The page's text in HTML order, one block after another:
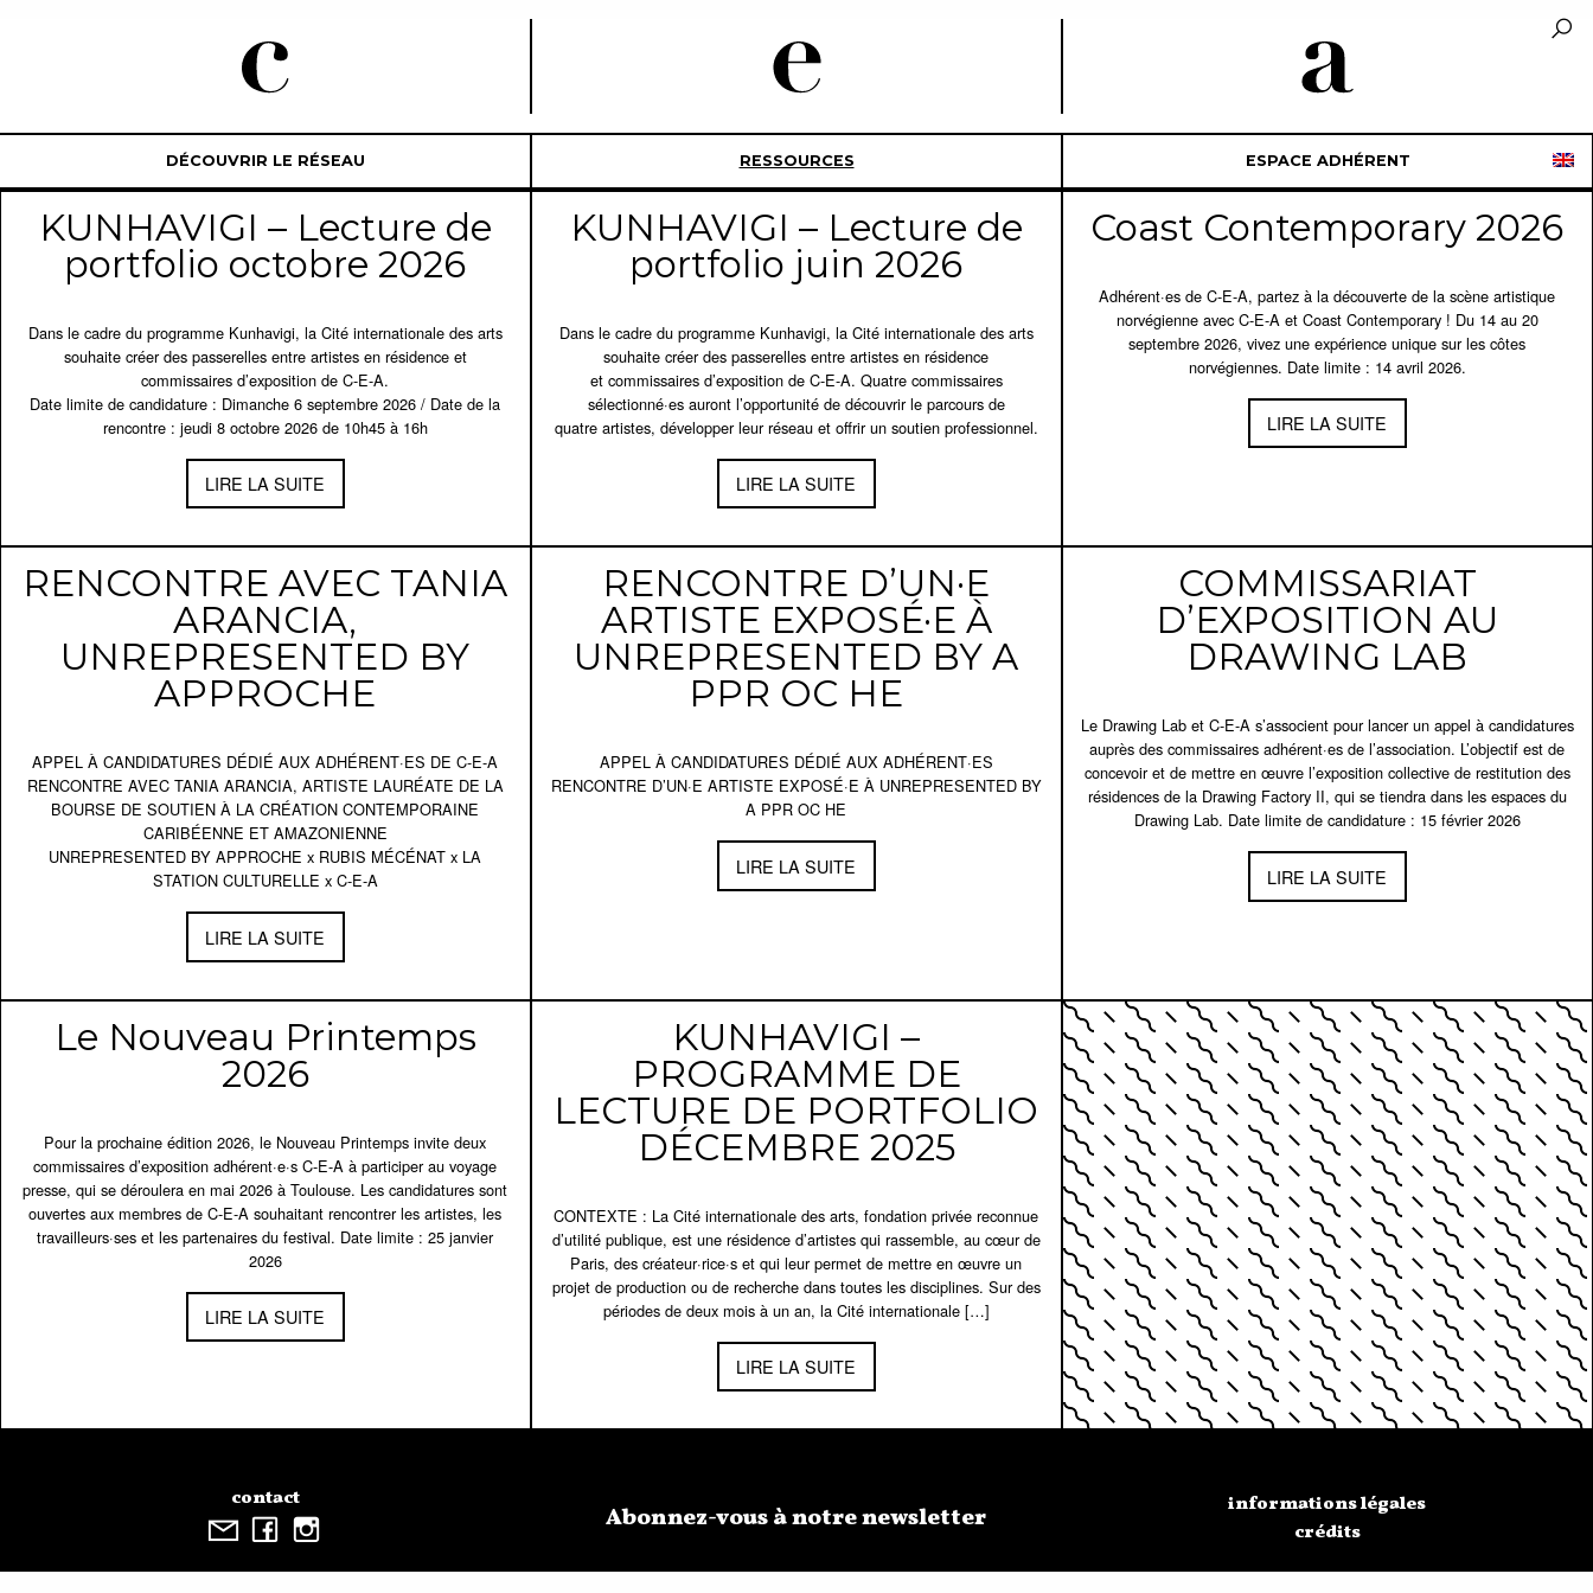
DÉCOUVRIR LE RÉSEAU RESSOURCES ESPACE ADHÉRENT
KUNHAVIGI – Lecture de
portfolio octobre 2026
Dans le cadre du programme Kunhavigi, la Cité internationale des arts
souhaite créer des passerelles entre artistes en résidence et
commissaires d’exposition de C-E-A.
Date limite de candidature : Dimanche 6 septembre 2026 / Date de la
rencontre : jeudi 8 octobre 2026 de 10h45 à 16h
LIRE LA SUITE
KUNHAVIGI – Lecture de
portfolio juin 2026
Dans le cadre du programme Kunhavigi, la Cité internationale des arts
souhaite créer des passerelles entre artistes en résidence
et commissaires d’exposition de C-E-A. Quatre commissaires
sélectionné·es auront l’opportunité de découvrir le parcours de
quatre artistes, développer leur réseau et offrir un soutien professionnel.
LIRE LA SUITE
Coast Contemporary 2026
Adhérent·es de C-E-A, partez à la découverte de la scène artistique
norvégienne avec C-E-A et Coast Contemporary ! Du 14 au 20
septembre 2026, vivez une expérience unique sur les côtes
norvégiennes. Date limite : 14 avril 2026.
LIRE LA SUITE
RENCONTRE AVEC TANIA
ARANCIA,
UNREPRESENTED BY
APPROCHE
APPEL À CANDIDATURES DÉDIÉ AUX ADHÉRENT·ES DE C-E-A
RENCONTRE AVEC TANIA ARANCIA, ARTISTE LAURÉATE DE LA
BOURSE DE SOUTIEN À LA CRÉATION CONTEMPORAINE
CARIBÉENNE ET AMAZONIENNE
UNREPRESENTED BY APPROCHE x RUBIS MÉCÉNAT x LA
STATION CULTURELLE x C-E-A
LIRE LA SUITE
RENCONTRE D’UN·E
ARTISTE EXPOSÉ·E À
UNREPRESENTED BY A
PPR OC HE
APPEL À CANDIDATURES DÉDIÉ AUX ADHÉRENT·ES
RENCONTRE D’UN·E ARTISTE EXPOSÉ·E À UNREPRESENTED BY
A PPR OC HE
LIRE LA SUITE
COMMISSARIAT
D’EXPOSITION AU
DRAWING LAB
Le Drawing Lab et C-E-A s’associent pour lancer un appel à candidatures
auprès des commissaires adhérent·es de l’association. L’objectif est de
concevoir et de mettre en œuvre l’exposition collective de restitution des
résidences de la Drawing Factory II, qui se tiendra dans les espaces du
Drawing Lab. Date limite de candidature : 15 février 2026
LIRE LA SUITE
Le Nouveau Printemps
2026
Pour la prochaine édition 2026, le Nouveau Printemps invite deux
commissaires d’exposition adhérent·e·s C-E-A à participer au voyage
presse, qui se déroulera en mai 2026 à Toulouse. Les candidatures sont
ouvertes aux membres de C-E-A souhaitant rencontrer les artistes, les
travailleurs·ses et les partenaires du festival. Date limite : 25 janvier
2026
LIRE LA SUITE
KUNHAVIGI –
PROGRAMME DE
LECTURE DE PORTFOLIO
DÉCEMBRE 2025
CONTEXTE : La Cité internationale des arts, fondation privée reconnue
d’utilité publique, est une résidence d’artistes qui rassemble, au cœur de
Paris, des créateur·rice·s et qui leur permet de mettre en œuvre un
projet de production ou de recherche dans toutes les disciplines. Sur des
périodes de deux mois à un an, la Cité internationale […]
LIRE LA SUITE
contact
Abonnez-vous à notre newsletter
informations légales
crédits